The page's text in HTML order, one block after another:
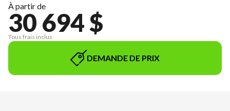
À partir de
30 694 $
Tous frais inclus
DEMANDE DE PRIX